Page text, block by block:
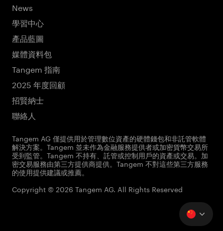
News
學習中心
產品藍圖
媒體資料包
Tangem 指南
2025 年度回顧
招賢納士
聯絡人
Tangem AG 僅提供用於管理數位資產的硬體錢包和非託管軟體
解決方案。Tangem 並未作為金融服務提供者或加密貨幣交易所
受到監管。Tangem 不持有、託管或控制用戶的資產或交易。加
密交易服務由第三方提供商提供。Tangem 不對這些第三方服務
的使用提供建議或推薦。